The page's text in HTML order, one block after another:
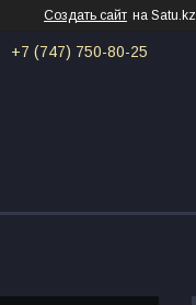
Создать сайт на Satu.kz
+7 (747) 750-80-25